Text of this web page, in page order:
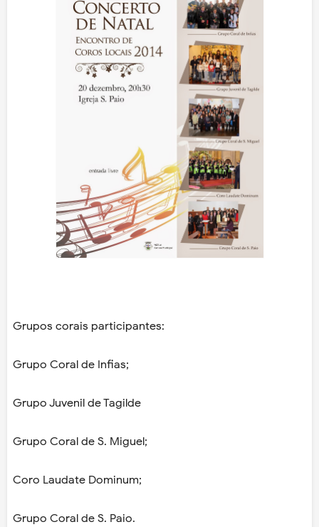
Grupos corais participantes:
Grupo Coral de Infias;
Grupo Juvenil de Tagilde
Grupo Coral de S. Miguel;
Coro Laudate Dominum;
Grupo Coral de S. Paio.